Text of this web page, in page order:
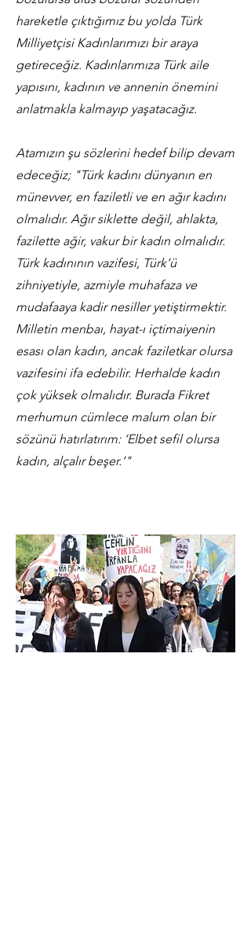
hareketle çıktığımız bu yolda Türk
Milliyetçisi Kadınlarımızı bir araya
getireceğiz. Kadınlarımıza Türk aile
yapısını, kadının ve annenin önemini
anlatmakla kalmayıp yaşatacağız.
Atamızın şu sözlerini hedef bilip devam
edeceğiz; "Türk kadını dünyanın en
münevver, en faziletli ve en ağır kadını
olmalıdır. Ağır siklette değil, ahlakta,
fazilette ağir, vakur bir kadın olmalıdır.
Türk kadınının vazifesi, Türk’ü
zihniyetiyle, azmiyle muhafaza ve
mudafaaya kadir nesiller yetiştirmektir.
Milletin menbaı, hayat-ı içtimaiyenin
esası olan kadın, ancak faziletkar olursa
vazifesini ifa edebilir. Herhalde kadın
çok yüksek olmalıdır. Burada Fikret
merhumun cümlece malum olan bir
sözünü hatırlatırım: ‘Elbet sefil olursa
kadın, alçalır beşer.’"